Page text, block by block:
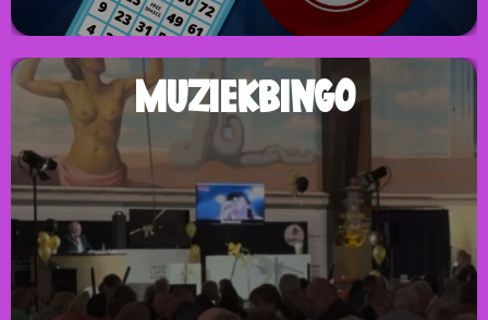
MUZIEKBINGO
MUZIEKBINGO
Net als de klassieke Bingo is MuziekBingo een spel dat
iedereen kan spelen. MuziekBingo legt echter meer de
klemtoon op interactie. Muziek Quiz, meezingen, uit de bol
gaan en winnen. Van de sixties tot hedendaags. Alle
thema’s zijn ondersteund door 75 tot 150 videoclips en